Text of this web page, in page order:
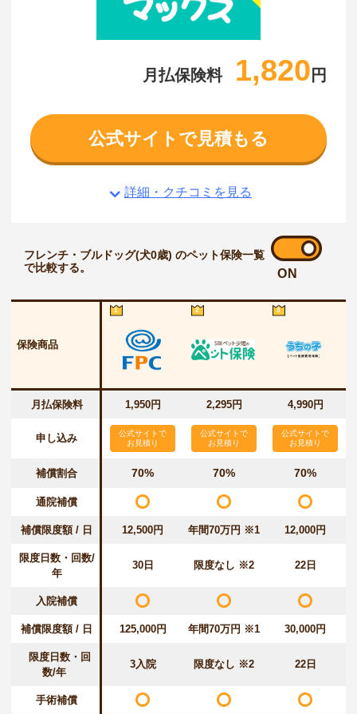
月払保険料 1,820 円
公式サイトで見積もる
詳細・クチコミを見る
フレンチ・ブルドッグ(犬0歳) のペット保険一覧
で比較する。
ON
保険商品
1 2 3
月払保険料 1,950円 2,295円 4,990円
申し込み
公式サイトで
お見積り
公式サイトで
お見積り
公式サイトで
お見積り
補償割合 70% 70% 70%
通院補償
補償限度額 / 日 12,500円 年間70万円 ※1 12,000円
限度日数・回数/
年
30日 限度なし ※2 22日
入院補償
補償限度額 / 日 125,000円 年間70万円 ※1 30,000円
限度日数・回
数/年
3入院 限度なし ※2 22日
手術補償